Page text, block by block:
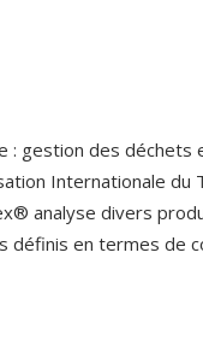
: gestion des déchets
Internationale du
analyse divers
définis en termes de